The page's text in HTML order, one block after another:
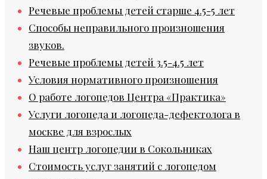
Речевые проблемы детей старше 4.5-5 лет
Способы неправильного произношения
звуков.
Речевые проблемы детей 3.5-4.5 лет
Условия нормативного произношения
О работе логопедов Центра «Практика»
Услуги логопеда и логопеда-дефектолога в
москве для взрослых
Наш центр логопедии в Сокольниках
Стоимость услуг занятий с логопедом